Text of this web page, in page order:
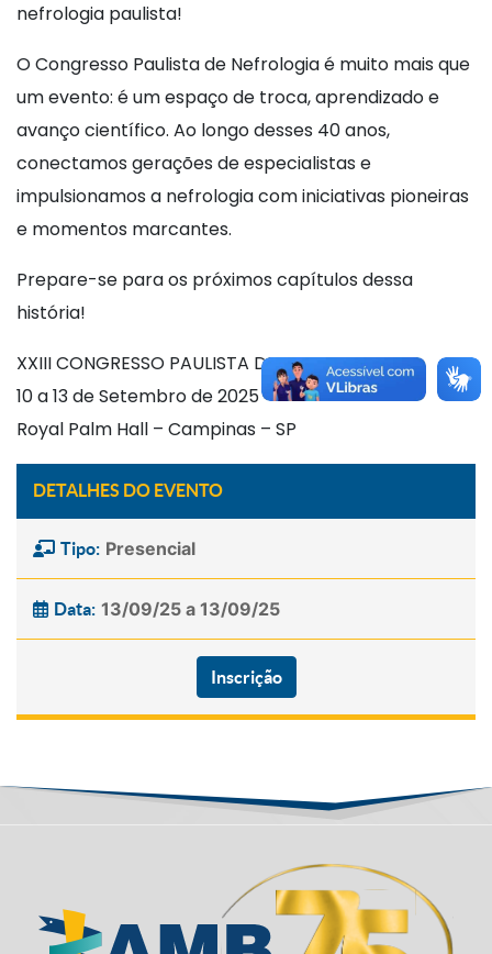
nefrologia paulista!
O Congresso Paulista de Nefrologia é muito mais que
um evento: é um espaço de troca, aprendizado e
avanço científico. Ao longo desses 40 anos,
conectamos gerações de especialistas e
impulsionamos a nefrologia com iniciativas pioneiras
e momentos marcantes.
Prepare-se para os próximos capítulos dessa
história!
XXIII CONGRESSO PAULISTA DE NEFROLOGIA
10 a 13 de Setembro de 2025
Royal Palm Hall – Campinas – SP
DETALHES DO EVENTO
Tipo: Presencial
Data: 13/09/25 a 13/09/25
Inscrição